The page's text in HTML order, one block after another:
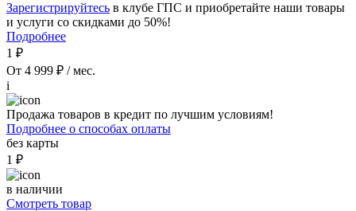
Зарегистрируйтесь в клубе ГПС и приобретайте наши товары
и услуги со скидками до 50%!
Подробнее
1 ₽
От 4 999 ₽ / мес.
i
Продажа товаров в кредит по лучшим условиям!
Подробнее о способах оплаты
без карты
1 ₽
в наличии
Смотреть товар